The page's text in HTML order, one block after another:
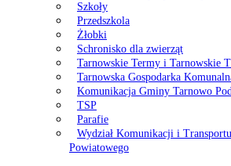
Szkoły
Przedszkola
Żłobki
Schronisko dla zwierząt
Tarnowskie Termy i Tarnowskie
Tarnowska Gospodarka
Komunikacja Gminy Tarnowo
TSP
Parafie
Wydział Komunikacji i
Powiatowego